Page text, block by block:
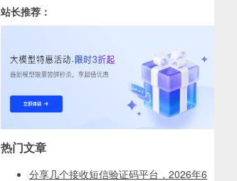
站长推荐：
热门文章
分享几个接收短信验证码平台，2026年6